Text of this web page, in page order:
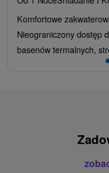
Komfortowe
Nieograniczony dostęp
basenów termalnych,